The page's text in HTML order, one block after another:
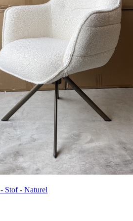
Stof - Naturel